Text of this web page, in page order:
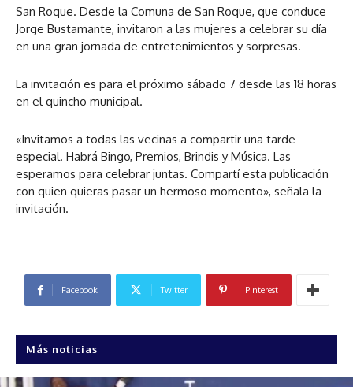
San Roque. Desde la Comuna de San Roque, que conduce
Jorge Bustamante, invitaron a las mujeres a celebrar su día
en una gran jornada de entretenimientos y sorpresas.
La invitación es para el próximo sábado 7 desde las 18 horas
en el quincho municipal.
«Invitamos a todas las vecinas a compartir una tarde
especial. Habrá Bingo, Premios, Brindis y Música. Las
esperamos para celebrar juntas. Compartí esta publicación
con quien quieras pasar un hermoso momento», señala la
invitación.
Facebook Twitter Pinterest
Más noticias